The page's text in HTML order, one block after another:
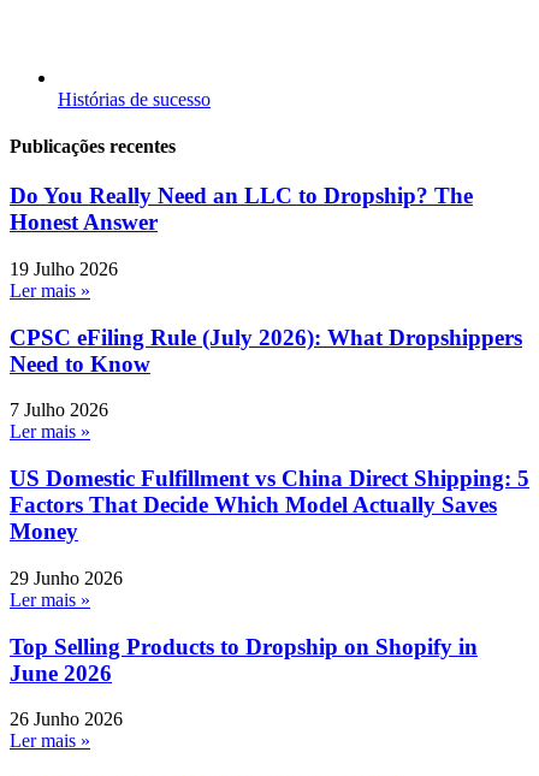
Histórias de sucesso
Publicações recentes
Do You Really Need an LLC to Dropship? The
Honest Answer
19 Julho 2026
Ler mais »
CPSC eFiling Rule (July 2026): What Dropshippers
Need to Know
7 Julho 2026
Ler mais »
US Domestic Fulfillment vs China Direct Shipping: 5
Factors That Decide Which Model Actually Saves
Money
29 Junho 2026
Ler mais »
Top Selling Products to Dropship on Shopify in
June 2026
26 Junho 2026
Ler mais »